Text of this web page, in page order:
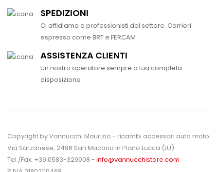
SPEDIZIONI
Ci affidiamo a professionisti del settore. Corrieri
espresso come BRT e FERCAM
ASSISTENZA CLIENTI
Un nostro operatore sempre a tua completa
disposizione
Copyright by Vannucchi Maurizio - ricambi accessori auto moto
Via Sarzanese, 2496 San Macario in Piano Lucca (LU)
Tel./Fax. +39 0583-329008 - info@vannucchistore.com